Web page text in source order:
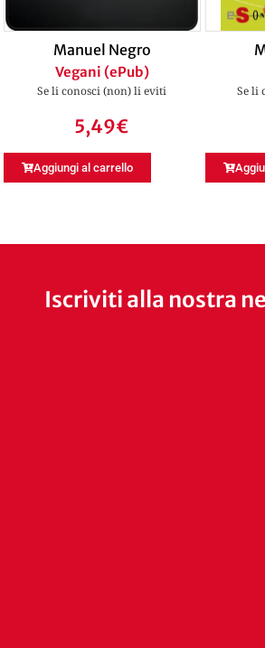
Manuel Negro
Vegani (ePub)
Se li conosci (non) li eviti
5,49€
Aggiungi al carrello
Se li
Iscriviti alla nostra